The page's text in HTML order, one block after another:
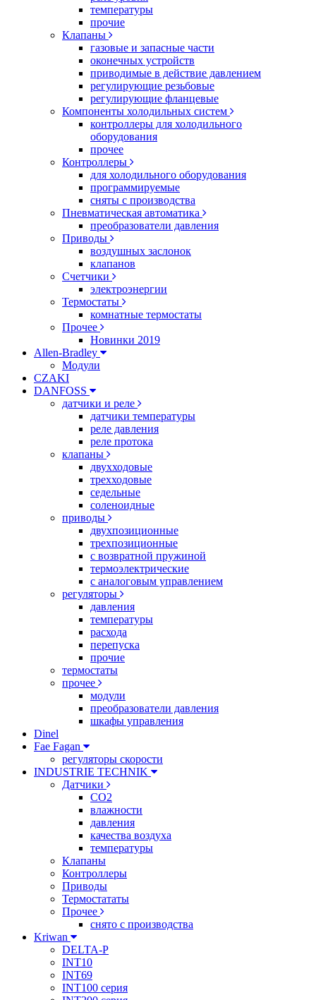
температуры
прочие
Клапаны
газовые и запасные части
оконечных устройств
приводимые в действие давлением
регулирующие резьбовые
регулирующие фланцевые
Компоненты холодильных систем
контроллеры для холодильного
оборудования
прочее
Контроллеры
для холодильного оборудования
программируемые
сняты с производства
Пневматическая автоматика
преобразователи давления
Приводы
воздушных заслонок
клапанов
Счетчики
электроэнергии
Термостаты
комнатные термостаты
Прочее
Новинки 2019
Allen-Bradley
Модули
CZAKI
DANFOSS
датчики и реле
датчики температуры
реле давления
реле протока
клапаны
двухходовые
трехходовые
седельные
соленоидные
приводы
двухпозиционные
трехпозиционные
с возвратной пружиной
термоэлектрические
с аналоговым управлением
регуляторы
давления
температуры
расхода
перепуска
прочие
термостаты
прочее
модули
преобразователи давления
шкафы управления
Dinel
Fae Fagan
регуляторы скорости
INDUSTRIE TECHNIK
Датчики
CO2
влажности
давления
качества воздуха
температуры
Клапаны
Контроллеры
Приводы
Термостататы
Прочее
снято с производства
Kriwan
DELTA-P
INT10
INT69
INT100 серия